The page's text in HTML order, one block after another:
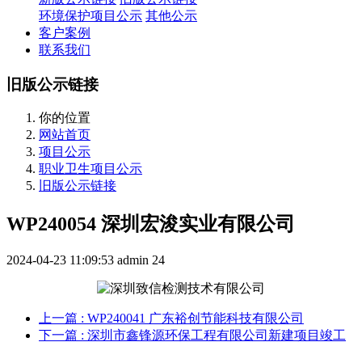
环境保护项目公示 其他公示
客户案例
联系我们
旧版公示链接
你的位置
网站首页
项目公示
职业卫生项目公示
旧版公示链接
WP240054 深圳宏浚实业有限公司
2024-04-23 11:09:53 admin 24
上一篇 : WP240041 广东裕创节能科技有限公司
下一篇 : 深圳市鑫锋源环保工程有限公司新建项目竣工